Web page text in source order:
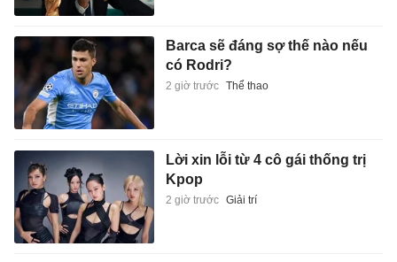
Barca sẽ đáng sợ thế nào nếu
có Rodri?
2 giờ trước Thể thao
Lời xin lỗi từ 4 cô gái thống trị
Kpop
2 giờ trước Giải trí